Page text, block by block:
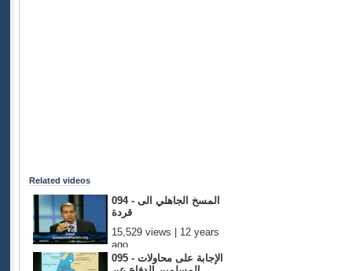
Related videos
094 - المسخ الجاهلي الى
قردة
15,529 views | 12 years
ago
095 - الإجابة على محاولات